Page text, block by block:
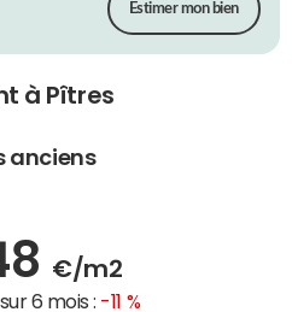
Estimer mon bien
à Pîtres
anciens
€/m2
6 mois : -11 %